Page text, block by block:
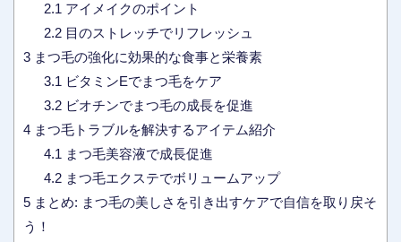
2.1 アイメイクのポイント
2.2目のストレッチでリフレッシュ
3 まつ毛の強化に効果的な食事と栄養素
3.1 ビタミンEでまつ毛をケア
3.2ビオチンでまつ毛の成長を促進
4 まつ毛トラブルを解決するアイテム紹介
4.1 まつ毛美容液で成長促進
4.2まつ毛エクステでボリュームアップ
5 まとめ: まつ毛の美しさを引き出すケアで自信を取り戻そ
う！